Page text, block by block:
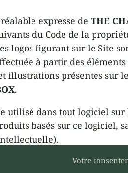
Votre
expresse deTHE
du Code de la
logos figurant sur le Site
à partir des éléments
illustrations présentes sur
.
utilisé dans tout logiciel sur
basés sur ce logiciel,
BOX
sans